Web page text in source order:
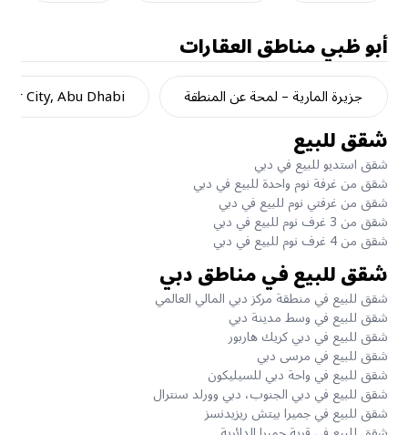
أبو ظبيمناطق العقارات
جزيرة المارية – لمحة عن المنطقة City, Abu Dhabi
شقق للبيع
شقق استديو للبيع في دبي
شقق من غرفة نوم واحدة للبيع في دبي
شقق من غرفتي نوم للبيع في دبي
شقق من 3 غرف نوم للبيع في دبي
شقق من 4 غرف نوم للبيع في دبي
شقق للبيع في مناطق دبي
شقق للبيع في منطقة مركز دبي المالي العالمي
شقق للبيع في وسط مدينة دبي
شقق للبيع في دبي كريك هاربور
شقق للبيع في مرسى دبي
شقق للبيع في واحة دبي للسيليكون
شقق للبيع في دبي الجنوب، دبي وورلد سنترال
شقق للبيع في جميرا بيتش ريزيدنسز